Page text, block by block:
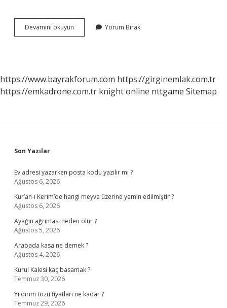
Devamını okuyun Denetimli
Serbestlik
Yorum Bırak
https://www.bayrakforum.com https://girginemlak.com.tr
https://emkadrone.com.tr knight online nttgame Sitemap
Sidebar
Son Yazılar
Ev adresi yazarken posta kodu yazılır mı ?
Ağustos 6, 2026
Kur’an-ı Kerim’de hangi meyve üzerine yemin edilmiştir ?
Ağustos 6, 2026
Ayağın ağrıması neden olur ?
Ağustos 5, 2026
Arabada kasa ne demek ?
Ağustos 4, 2026
Kurul Kalesi kaç basamak ?
Temmuz 30, 2026
Yıldırım tozu fiyatları ne kadar ?
Temmuz 29, 2026